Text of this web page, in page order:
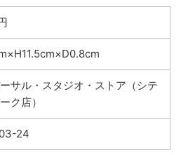
サル・スタジオ・ストア（シテ
ク店）
24